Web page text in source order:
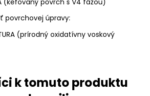
povrchovej úpravy:
(prírodný oxidatívny voskový